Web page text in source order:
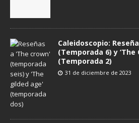
Caleidoscopio:
(Temporada 6) y ‘The
(Temporada 2)
31 de diciembre de 2023